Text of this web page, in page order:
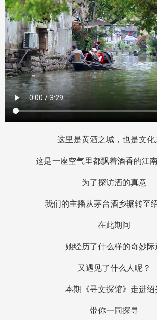
这里是黄酒之城，也是文化
这是一座空气里都飘着酒香的江
为了探访酒的真意
我们的主播从茅台酒乡辗转至
在此期间
她经历了什么样的奇妙际
又遇见了什么人呢？
本期《寻文探馆》走进绍
带你一同探寻